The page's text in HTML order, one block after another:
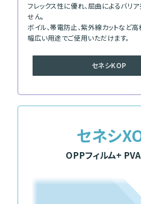
フレックス性に優れ、屈曲によるバリ
せん。
ボイル、帯電防止、紫外線カットなど高
幅広い用途でご使用いただけます。
セネシKOP
セネシ
OPPフィルム+